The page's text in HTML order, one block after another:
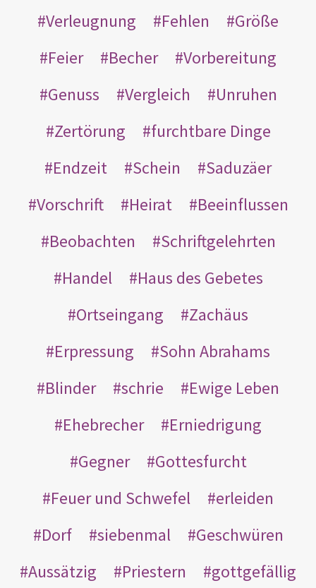
Verleugnung Fehlen
Größe
Feier
Becher
Vorbereitung
Genuss
Vergleich
Unruhen
Zertörung
furchtbare Dinge
Endzeit
Schein
Saduzäer
Vorschrift
Heirat
Beeinflussen
Beobachten
Schriftgelehrten
Handel
Haus des Gebetes
Ortseingang
Zachäus
Erpressung
Sohn Abrahams
Blinder
schrie
Ewige Leben
Ehebrecher
Erniedrigung
Gegner
Gottesfurcht
Feuer und Schwefel
erleiden
Dorf
siebenmal
Geschwüren
Aussätzig
Priestern
gottgefällig